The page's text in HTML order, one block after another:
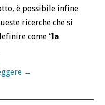
è possibile infine
ricerche che si
come “ la
→